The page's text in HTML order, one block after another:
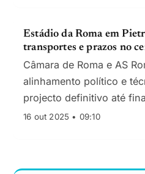
Estádio da Roma em
transportes e prazos no
Câmara de Roma e AS
alinhamento político e
projecto definitivo até
candidatura ao EURO
16 out 2025 • 09:10